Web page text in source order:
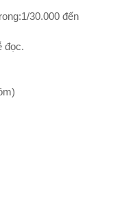
30.000 đến
đọc.